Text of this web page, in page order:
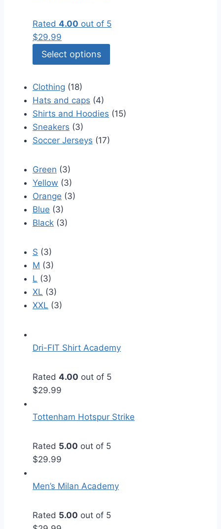
Rated 4.00 out of 5
$29.99
Select options
Clothing (18)
Hats and caps (4)
Shirts and Hoodies (15)
Sneakers (3)
Soccer Jerseys (17)
Green (3)
Yellow (3)
Orange (3)
Blue (3)
Black (3)
S (3)
M (3)
L (3)
XL (3)
XXL (3)
Dri-FIT Shirt Academy
Rated 4.00 out of 5
$29.99
Tottenham Hotspur Strike
Rated 5.00 out of 5
$29.99
Men’s Milan Academy
Rated 5.00 out of 5